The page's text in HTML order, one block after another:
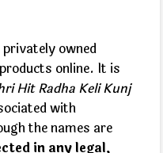
privately owned
online. It is
Hit Radha Keli Kunj
with
the names are
in any legal,